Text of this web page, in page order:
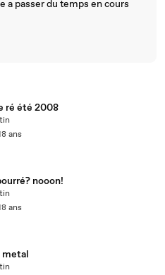
a passer du temps en cours
ré été 2008
ans
nooon!
ans
metal